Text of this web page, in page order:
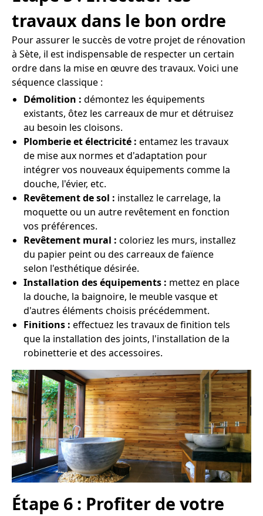
travaux dans le bon ordre
Pour assurer le succès de votre projet de rénovation
à Sète, il est indispensable de respecter un certain
ordre dans la mise en œuvre des travaux. Voici une
séquence classique :
Démolition : démontez les équipements
existants, ôtez les carreaux de mur et détruisez
au besoin les cloisons.
Plomberie et électricité : entamez les travaux
de mise aux normes et d'adaptation pour
intégrer vos nouveaux équipements comme la
douche, l'évier, etc.
Revêtement de sol : installez le carrelage, la
moquette ou un autre revêtement en fonction
vos préférences.
Revêtement mural : coloriez les murs, installez
du papier peint ou des carreaux de faïence
selon l'esthétique désirée.
Installation des équipements : mettez en place
la douche, la baignoire, le meuble vasque et
d'autres éléments choisis précédemment.
Finitions : effectuez les travaux de finition tels
que la installation des joints, l'installation de la
robinetterie et des accessoires.
Étape 6 : Profiter de votre